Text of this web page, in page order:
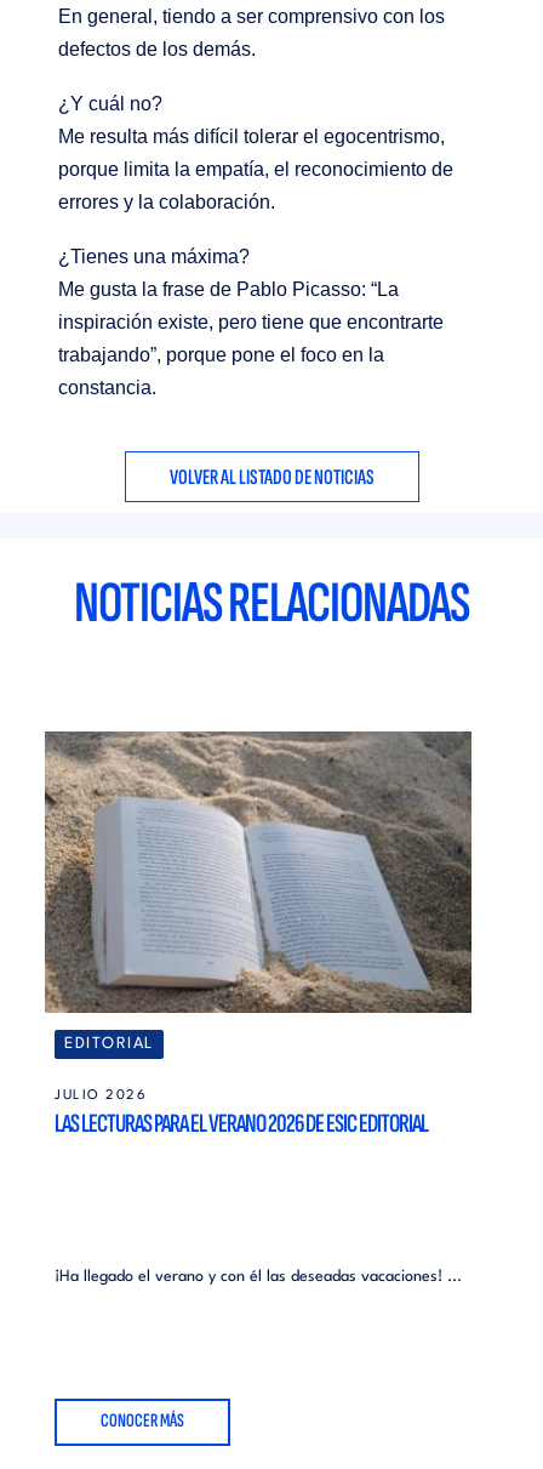
En general, tiendo a ser comprensivo con los
defectos de los demás.
¿Y cuál no?
Me resulta más difícil tolerar el egocentrismo,
porque limita la empatía, el reconocimiento de
errores y la colaboración.
¿Tienes una máxima?
Me gusta la frase de Pablo Picasso: “La
inspiración existe, pero tiene que encontrarte
trabajando”, porque pone el foco en la
constancia.
VOLVER AL LISTADO DE NOTICIAS
NOTICIAS RELACIONADAS
EDITORIAL
JULIO 2026
LAS LECTURAS PARA EL VERANO 2026 DE ESIC EDITORIAL
¡Ha llegado el verano y con él las deseadas vacaciones! ...
CONOCER MÁS